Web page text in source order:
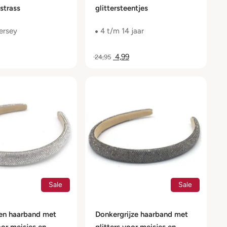
glittersteentjes
4 t/m 14 jaar
24,95 4,99
Sale
haarband met
Sale
Donkergrijze haarband met